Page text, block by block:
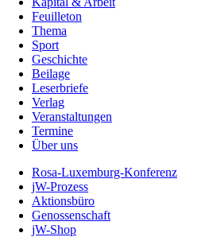
Feuilleton
Thema
Sport
Geschichte
Beilage
Leserbriefe
Verlag
Veranstaltungen
Termine
Über uns
Rosa-Luxemburg-Konferenz
jW-Prozess
Aktionsbüro
Genossenschaft
jW-Shop